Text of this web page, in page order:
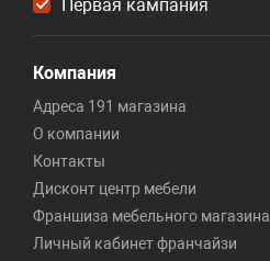
Первая кампания
Компания
Адреса 191 магазина
О компании
Контакты
Дисконт центр мебели
Франшиза мебельного магазина
Личный кабинет франчайзи